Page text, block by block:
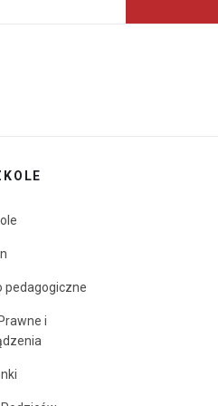
pedagogiczne
i